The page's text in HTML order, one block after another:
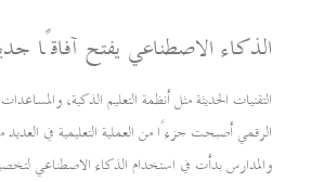
الذكاء الاصطناعي يفتح آفاقًا
التقنيات الحديثة مثل أنظمة التعليم الذكية، والمساعدات
الرقمي أصبحت جزءًا من العملية التعليمية في
والمدارس بدأت في استخدام الذكاء الاصطناعي